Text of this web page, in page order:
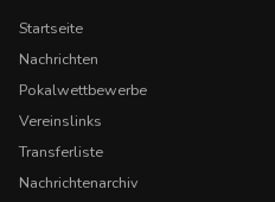
Startseite
Nachrichten
Pokalwettbewerbe
Vereinslinks
Transferliste
Nachrichtenarchiv